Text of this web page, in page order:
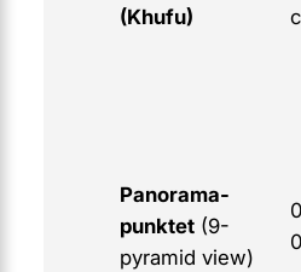
(Khufu)
Panorama-
punktet(9-
pyramid view)